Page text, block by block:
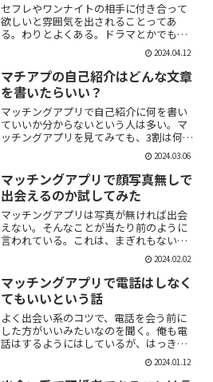
セフレやワンナイトの相手に付き合って
欲しいと雰囲気を出されることってあ
る。わりとよくある。ドラマとかでも、
「1回やっただけで恋人面するな。」みた
いなのがあるけど、現実でもよくある。
そんな時に、相手を気付つけずいかに波
風立てずに振るか。遊び人...
2024.04.12
マチアプの自己紹介はどんな文章
を書いたらいい？
マッチングアプリで自己紹介に何を書い
ていいか分からないという人は多い。マ
ッチングアプリを見てみても、3割は何も
書いていない人がいる。なかには、何を
書いていいか分かりませんー。とだけ書
いている人も。なので、今回の記事はマ
チアプのプロフィールの...
2024.03.06
マッチングアプリで顔写真無しで
出会えるのか試してみた
マッチングアプリは写真が無ければ出会
えない。そんなことが当たり前のように
言われている。これは、まぎれもない事
実だと思う。自分が使う時に写真を載せ
ていない人は無視するし、相手をするに
しても適当にあしらう。写真無しで出会
えるのは、お金が発生する...
2024.02.02
マッチングアプリで電話はしなく
てもいいという話
よく出会い系のコツで、電話を会う前に
した方がいいみたいなのを聞く。俺も電
話はするようにはしているが、はっきり
言っちゃうと電話なんていらない。よっ
ぽど話術や声に自信ある人だけすればい
2024.01.12